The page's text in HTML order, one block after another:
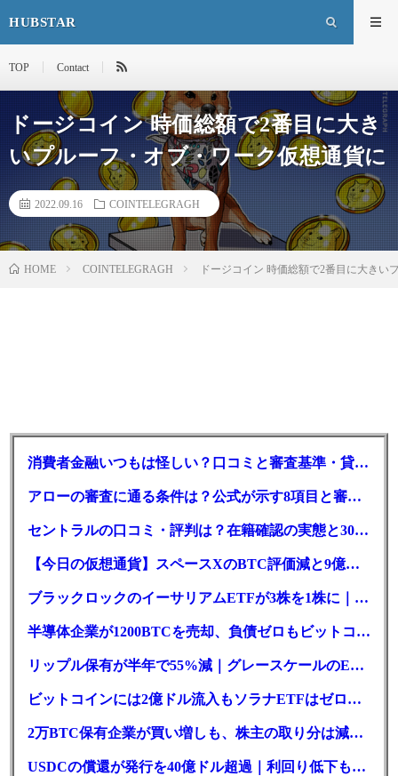
HUBSTAR
TOP Contact
ドージコイン 時価総額で2番目に大き
いプルーフ・オブ・ワーク仮想通貨に
2022.09.16 COINTELEGRAGH
HOME COINTELEGRAGH ドージコイン 時価総額で2番目に大きい
消費者金融いつもは怪しい？口コミと審査基準・貸付条件を調査
アローの審査に通る条件は？公式が示す8項目と審査時間
セントラルの口コミ・評判は？在籍確認の実態と30日金利0円の落とし穴
【今日の仮想通貨】スペースXのBTC評価減と9億株の解禁。208億円相当のBTCが盗難
ブラックロックのイーサリアムETFが3株を1株に｜年初来37%安
半導体企業が1200BTCを売却、負債ゼロもビットコイン戦略は後退
リップル保有が半年で55%減｜グレースケールのETF、純資産1.6億ドル減
ビットコインには2億ドル流入もソラナETFはゼロ｜5営業日連続で停止
2万BTC保有企業が買い増しも、株主の取り分は減少｜目標と逆行
USDCの償還が発行を40億ドル超過｜利回り低下も収益は増加